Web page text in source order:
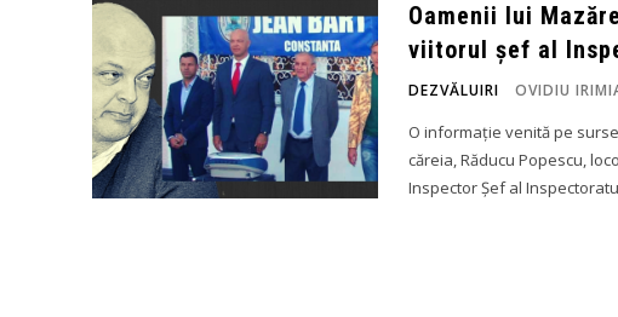
Oamenii lui
viitorul șef al
DEZVĂLUIRI OVIDIU
O informație venită pe
căreia, Răducu Popescu,